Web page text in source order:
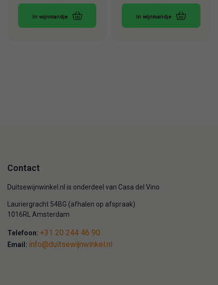
In wijnmandje In wijnmandje
Contact
Duitsewijnwinkel.nl is onderdeel van Casa del Vino
Lauriergracht 54BG (afhalen op afspraak)
1016RL Amsterdam
Telefoon: +31 20 244 46 90
Email: info@duitsewijnwinkel.nl